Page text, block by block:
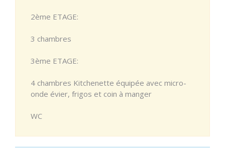
2ème ETAGE:
3 chambres
3ème ETAGE:
4 chambres Kitchenette équipée avec micro-
onde évier, frigos et coin à manger
WC